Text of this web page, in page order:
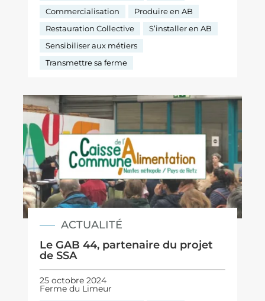
Commercialisation
Produire en AB
Restauration Collective
S’installer en AB
Sensibiliser aux métiers
Transmettre sa ferme
ACTUALITÉ
Le GAB 44, partenaire du projet
de SSA
25 octobre 2024
Ferme du Limeur